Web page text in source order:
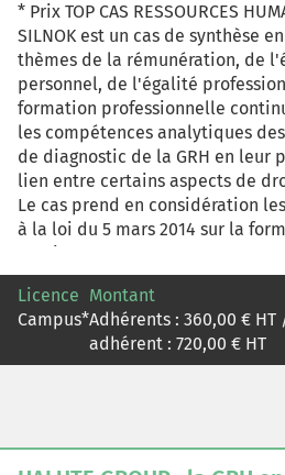
* Prix TOP CAS RESSOURCES
SILNOK est un cas de synthèse
thèmes de la rémunération, de
personnel, de l'égalité
formation professionnelle
les compétences analytiques
de diagnostic de la GRH en leur
lien entre certains aspects de
Le cas prend en considération
à la loi du 5 mars 2014 sur la
continue.
Licence
Campus*
Montant
Adhérents : 360,00 € HT
adhérent : 720,00 € HT